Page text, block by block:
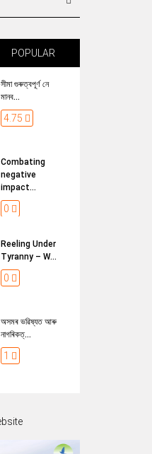
POPULAR
সীমা গুৰুত্বপূৰ্ণ নে
মানব...
4.75
Combating
negative
impact...
0
Reeling Under
Tyranny – W...
0
অসমৰ ভৱিষ্যত আৰু
নাগৰিকত্...
1